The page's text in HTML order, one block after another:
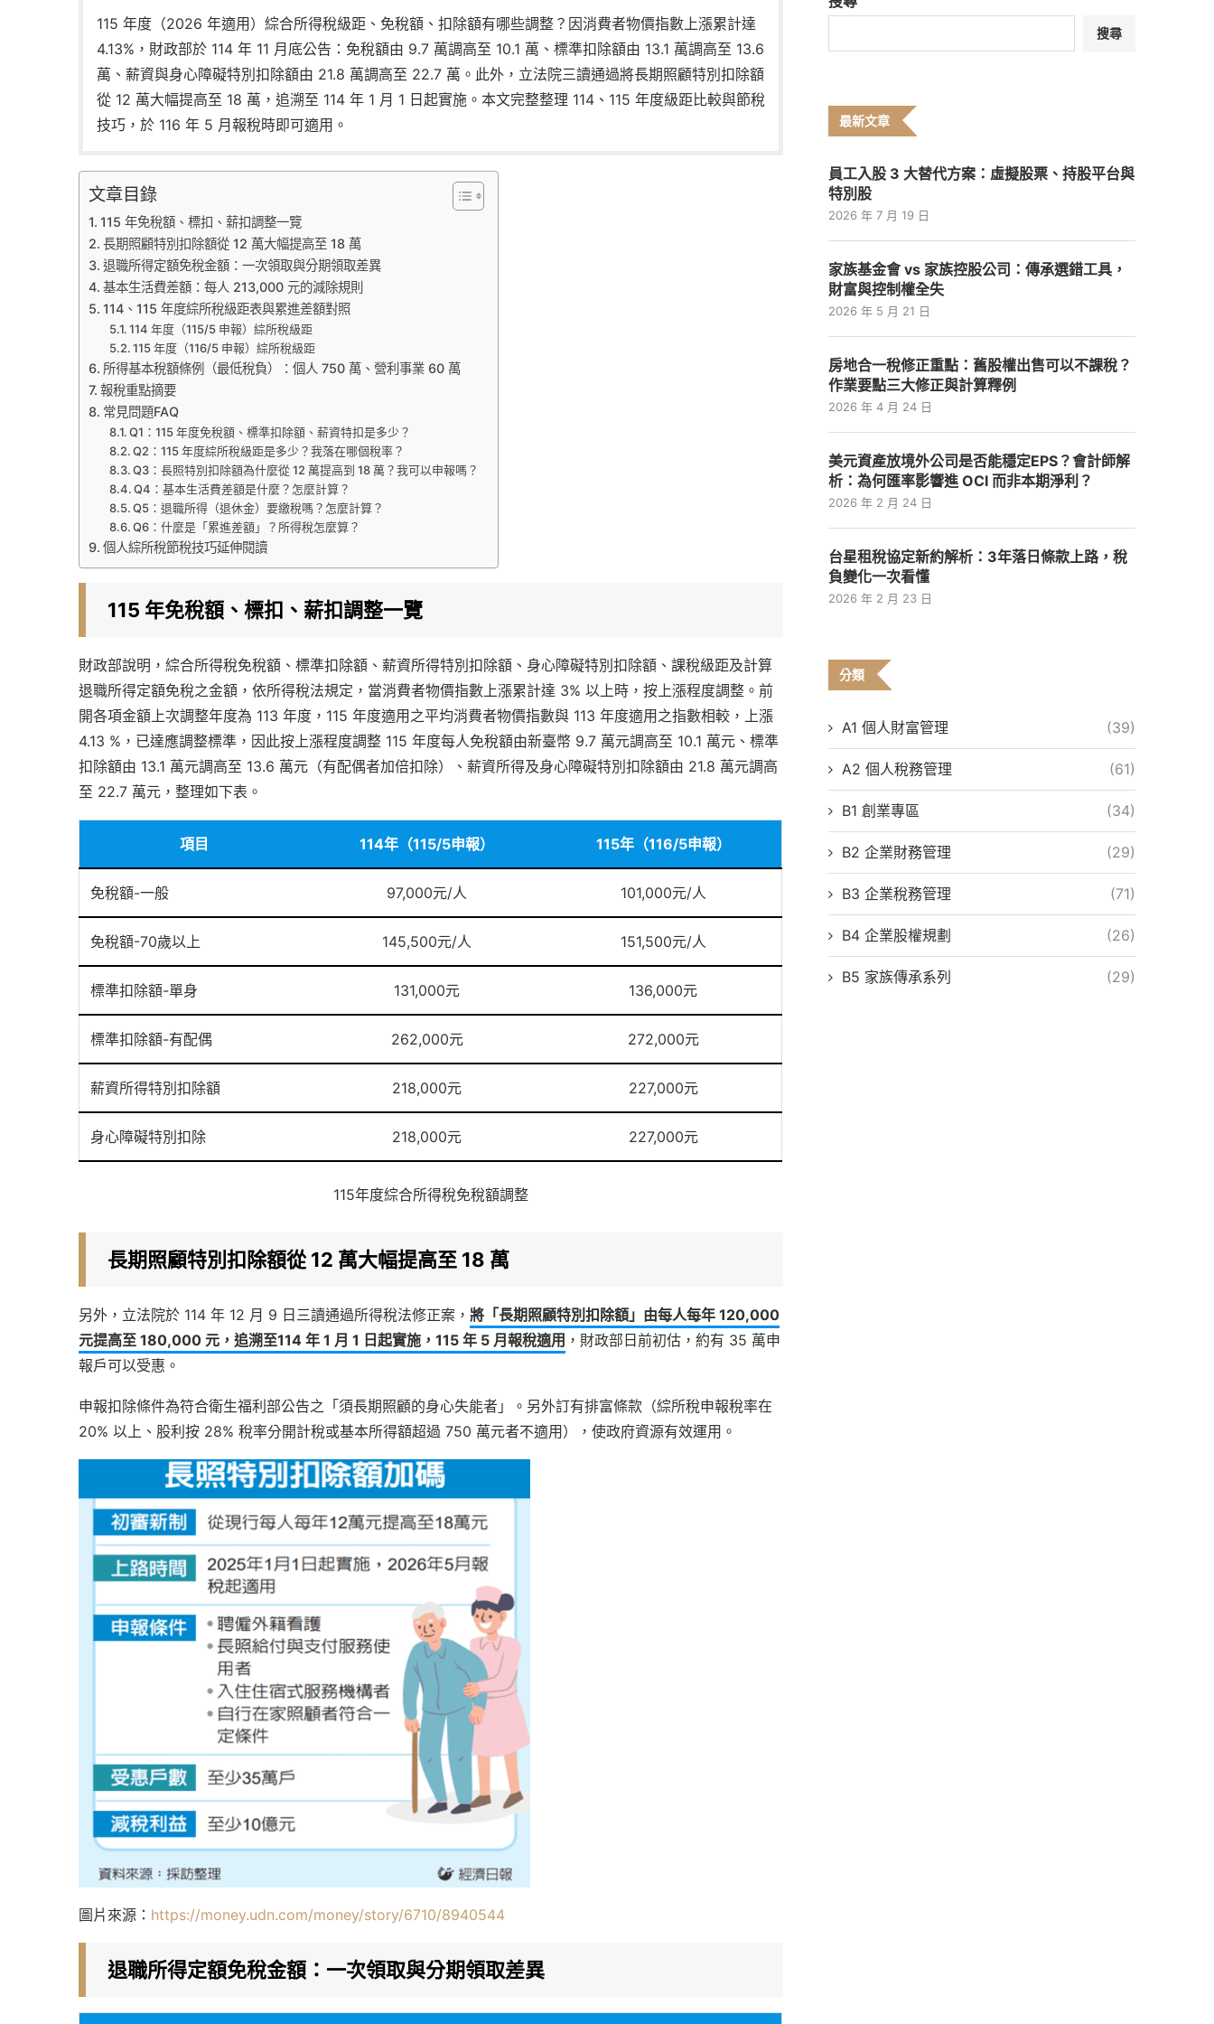
115 年度（2026 年適用）綜合所得稅級距、免稅額、扣除額有哪些調整？因消費者物價指數上漲累計達
4.13%，財政部於 114 年 11 月底公告：免稅額由 9.7 萬調高至 10.1 萬、標準扣除額由 13.1 萬調高至 13.6
萬、薪資與身心障礙特別扣除額由 21.8 萬調高至 22.7 萬。此外，立法院三讀通過將長期照顧特別扣除額
從 12 萬大幅提高至 18 萬，追溯至 114 年 1 月 1 日起實施。本文完整整理 114、115 年度級距比較與節稅
技巧，於 116 年 5 月報稅時即可適用。
文章目錄
115 年免稅額、標扣、薪扣調整一覽
長期照顧特別扣除額從 12 萬大幅提高至 18 萬
退職所得定額免稅金額：一次領取與分期領取差異
基本生活費差額：每人 213,000 元的減除規則
114、115 年度綜所稅級距表與累進差額對照
114 年度（115/5 申報）綜所稅級距
115 年度（116/5 申報）綜所稅級距
所得基本稅額條例（最低稅負）：個人 750 萬、營利事業 60 萬
報稅重點摘要
常見問題FAQ
Q1：115 年度免稅額、標準扣除額、薪資特扣是多少？
Q2：115 年度綜所稅級距是多少？我落在哪個稅率？
Q3：長照特別扣除額為什麼從 12 萬提高到 18 萬？我可以申報嗎？
Q4：基本生活費差額是什麼？怎麼計算？
Q5：退職所得（退休金）要繳稅嗎？怎麼計算？
Q6：什麼是「累進差額」？所得稅怎麼算？
個人綜所稅節稅技巧延伸閱讀
115 年免稅額、標扣、薪扣調整一覽
財政部說明，綜合所得稅免稅額、標準扣除額、薪資所得特別扣除額、身心障礙特別扣除額、課稅級距及計算
退職所得定額免稅之金額，依所得稅法規定，當消費者物價指數上漲累計達 3% 以上時，按上漲程度調整。前
開各項金額上次調整年度為 113 年度，115 年度適用之平均消費者物價指數與 113 年度適用之指數相較，上漲
4.13 %，已達應調整標準，因此按上漲程度調整 115 年度每人免稅額由新臺幣 9.7 萬元調高至 10.1 萬元、標準
扣除額由 13.1 萬元調高至 13.6 萬元（有配偶者加倍扣除）、薪資所得及身心障礙特別扣除額由 21.8 萬元調高
至 22.7 萬元，整理如下表。
項目 114年（115/5申報） 115年（116/5申報）
免稅額-一般 97,000元/人 101,000元/人
免稅額-70歲以上 145,500元/人 151,500元/人
標準扣除額-單身 131,000元 136,000元
標準扣除額-有配偶 262,000元 272,000元
薪資所得特別扣除額 218,000元 227,000元
身心障礙特別扣除 218,000元 227,000元
115年度綜合所得稅免稅額調整
長期照顧特別扣除額從 12 萬大幅提高至 18 萬
另外，立法院於 114 年 12 月 9 日三讀通過所得稅法修正案， 將「長期照顧特別扣除額」由每人每年 120,000
元提高至 180,000 元，追溯至114 年 1 月 1 日起實施，115 年 5 月報稅適用 ，財政部日前初估，約有 35 萬申
報戶可以受惠。
申報扣除條件為符合衛生福利部公告之「須長期照顧的身心失能者」。另外訂有排富條款（綜所稅申報稅率在
20% 以上、股利按 28% 稅率分開計稅或基本所得額超過 750 萬元者不適用），使政府資源有效運用。
圖片來源： https://money.udn.com/money/story/6710/8940544
退職所得定額免稅金額：一次領取與分期領取差異
搜尋
最新文章
員工入股 3 大替代方案：虛擬股票、持股平台與
特別股
2026 年 7 月 19 日
家族基金會 vs 家族控股公司：傳承選錯工具，
財富與控制權全失
2026 年 5 月 21 日
房地合一稅修正重點：舊股權出售可以不課稅？
作業要點三大修正與計算釋例
2026 年 4 月 24 日
美元資產放境外公司是否能穩定EPS？會計師解
析：為何匯率影響進 OCI 而非本期淨利？
2026 年 2 月 24 日
台星租稅協定新約解析：3年落日條款上路，稅
負變化一次看懂
2026 年 2 月 23 日
分類
A1 個人財富管理 (39)
A2 個人稅務管理 (61)
B1 創業專區 (34)
B2 企業財務管理 (29)
B3 企業稅務管理 (71)
B4 企業股權規劃 (26)
B5 家族傳承系列 (29)